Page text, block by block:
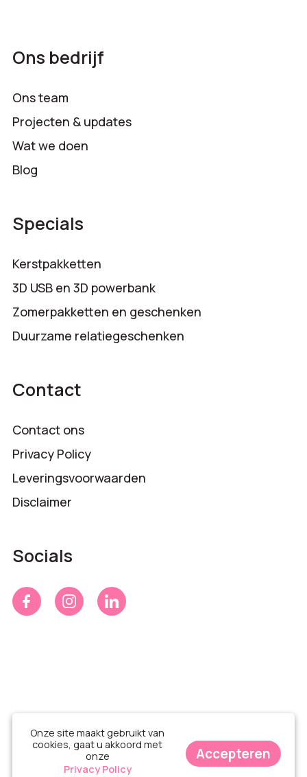
Ons bedrijf
Ons team
Projecten & updates
Wat we doen
Blog
Specials
Kerstpakketten
3D USB en 3D powerbank
Zomerpakketten en geschenken
Duurzame relatiegeschenken
Contact
Contact ons
Privacy Policy
Leveringsvoorwaarden
Disclaimer
Socials
Onze site maakt gebruikt van
cookies, gaat u akkoord met
onze
Privacy Policy
Accepteren